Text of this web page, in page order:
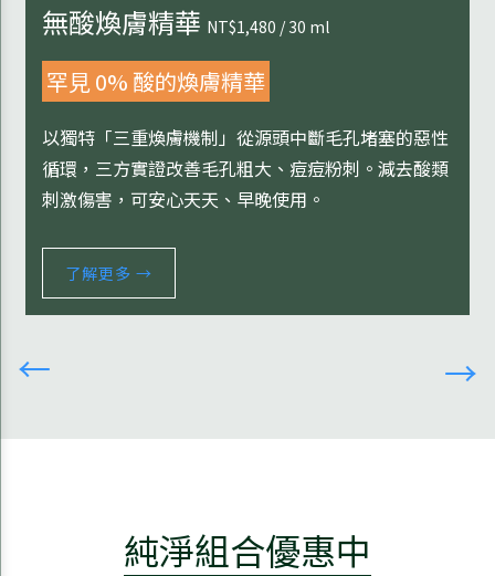
無酸煥膚精華 NT$1,480 / 30 ml
罕見 0% 酸的煥膚精華
以獨特「三重煥膚機制」從源頭中斷毛孔堵塞的惡性
循環，三方實證改善毛孔粗大、痘痘粉刺。減去酸類
刺激傷害，可安心天天、早晚使用。
了解更多 →
→ →
純淨組合優惠中